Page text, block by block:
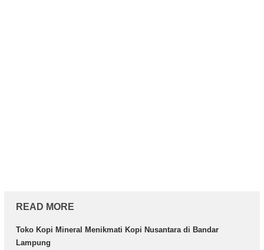
READ MORE
Toko Kopi Mineral Menikmati Kopi Nusantara di Bandar
Lampung